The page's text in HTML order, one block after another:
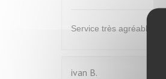
Service très agréable et
ivan B